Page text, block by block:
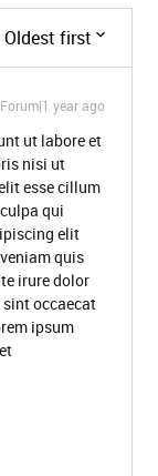
Oldest first
year ago
ut labore et
nisi ut
esse cillum
qui
elit
quis
irure dolor
occaecat
ipsum